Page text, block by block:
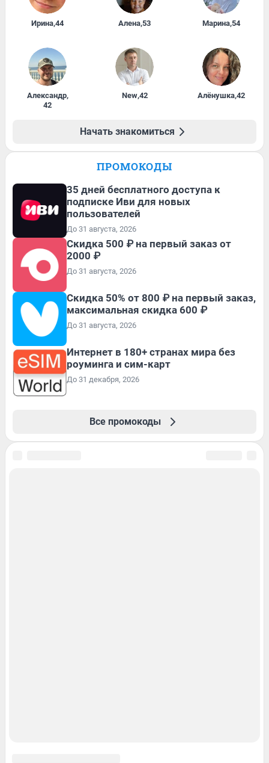
Ирина,44 Алена,53 Марина,54
Александр,
42
New,42 Алёнушка,42
Начать знакомиться
ПРОМОКОДЫ
35 дней бесплатного доступа к
подписке Иви для новых
пользователей
До 31 августа, 2026
Скидка 500 ₽ на первый заказ от
2000 ₽
До 31 августа, 2026
Скидка 50% от 800 ₽ на первый заказ,
максимальная скидка 600 ₽
До 31 августа, 2026
Интернет в 180+ странах мира без
роуминга и сим-карт
До 31 декабря, 2026
Все промокоды